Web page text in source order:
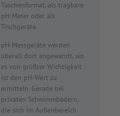
Taschenformat, als tragbare
pH-Meter oder als
Tischgeräte.
pH-Messgeräte werden
überall dort angewandt, wo
es von größter Wichtigkeit
ist den pH-Wert zu
ermitteln. Gerade bei
privaten Schwimmbädern,
die sich im Außenbereich